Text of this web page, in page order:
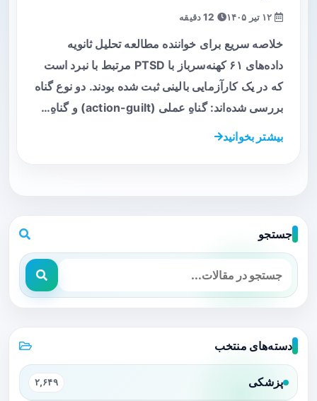
خلاصه سریع برای خواننده مطالعه تحلیل ثانویه
داده‌های ۶۱ کهنه‌سرباز با PTSD مرتبط با نبرد است
که در یک کارآزمایی بالینی ثبت شده بودند. دو نوع گناه
بررسی شده‌اند: گناهِ عملی (action-guilt) و گناهِ…
بیشتر بخوانید
جستجو
دسته‌های منتخب
پزشکی ۲,۶۴۹